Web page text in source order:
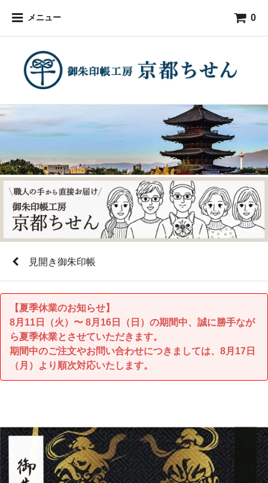
メニュー 0
見開き御朱印帳
【夏季休業のお知らせ】
8月11日（火）〜 8月16日（日）の期間中、誠に勝手なが
ら夏季休業とさせていただきます。
期間中のご注文やお問い合わせにつきましては、8月17日
（月）より順次対応いたします。